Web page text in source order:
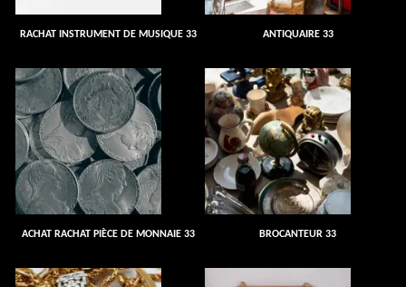
RACHAT INSTRUMENT DE MUSIQUE 33 ANTIQUAIRE 33
ACHAT RACHAT PIÈCE DE MONNAIE 33 BROCANTEUR 33